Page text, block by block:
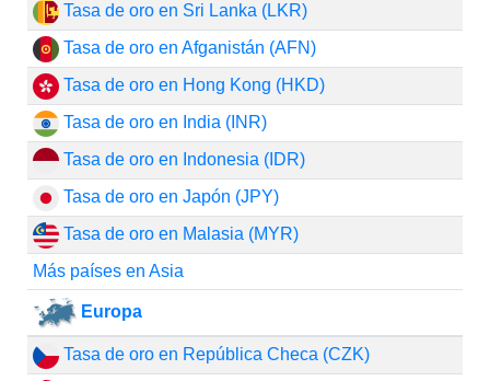
Tasa de oro en Sri Lanka (LKR)
Tasa de oro en Afganistán (AFN)
Tasa de oro en Hong Kong (HKD)
Tasa de oro en India (INR)
Tasa de oro en Indonesia (IDR)
Tasa de oro en Japón (JPY)
Tasa de oro en Malasia (MYR)
Más países en Asia
Europa
Tasa de oro en República Checa (CZK)